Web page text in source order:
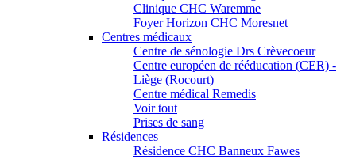
Clinique CHC Waremme
Foyer Horizon CHC Moresnet
Centres médicaux
Centre de sénologie Drs Crèvecoeur
Centre européen de rééducation (CER) -
Liège (Rocourt)
Centre médical Remedis
Voir tout
Prises de sang
Résidences
Résidence CHC Banneux Fawes